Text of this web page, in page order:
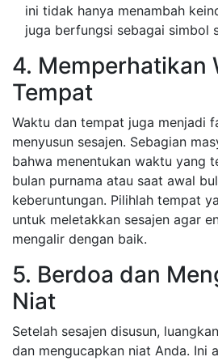
ini tidak hanya menambah
juga berfungsi sebagai simbol
4. Memperhatikan
Tempat
Waktu dan tempat juga menjadi
menyusun sesajen. Sebagian
bahwa menentukan waktu yang
bulan purnama atau saat awal
keberuntungan. Pilihlah tempat
untuk meletakkan sesajen agar
mengalir dengan baik.
5. Berdoa dan
Niat
Setelah sesajen disusun,
dan mengucapkan niat Anda. Ini